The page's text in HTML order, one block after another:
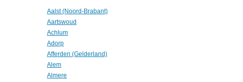
Aalst (Noord-Brabant)
Aartswoud
Achlum
Adorp
Afferden (Gelderland)
Alem
Almere